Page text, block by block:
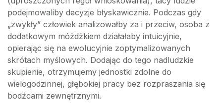
podejmowaliby decyzje błyskawicznie. Podczas gdy
„zwykły” człowiek analizowałby za i przeciw, osoba z
dodatkowym móżdżkiem działałaby intuicyjnie,
opierając się na ewolucyjnie zoptymalizowanych
skrótach myślowych. Dodając do tego nadludzkie
skupienie, otrzymujemy jednostki zdolne do
wielogodzinnej, głębokiej pracy bez rozpraszania się
bodźcami zewnętrznymi.